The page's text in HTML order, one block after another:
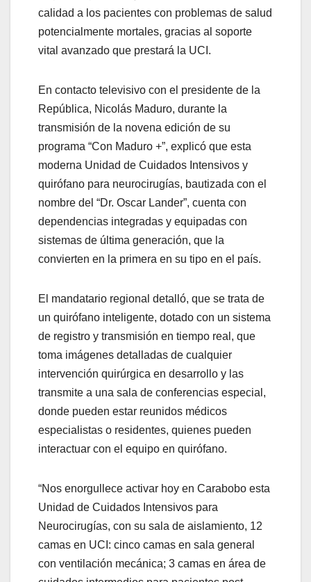
calidad a los pacientes con problemas de salud
potencialmente mortales, gracias al soporte
vital avanzado que prestará la UCI.
En contacto televisivo con el presidente de la
República, Nicolás Maduro, durante la
transmisión de la novena edición de su
programa “Con Maduro +”, explicó que esta
moderna Unidad de Cuidados Intensivos y
quirófano para neurocirugías, bautizada con el
nombre del “Dr. Oscar Lander”, cuenta con
dependencias integradas y equipadas con
sistemas de última generación, que la
convierten en la primera en su tipo en el país.
El mandatario regional detalló, que se trata de
un quirófano inteligente, dotado con un sistema
de registro y transmisión en tiempo real, que
toma imágenes detalladas de cualquier
intervención quirúrgica en desarrollo y las
transmite a una sala de conferencias especial,
donde pueden estar reunidos médicos
especialistas o residentes, quienes pueden
interactuar con el equipo en quirófano.
“Nos enorgullece activar hoy en Carabobo esta
Unidad de Cuidados Intensivos para
Neurocirugías, con su sala de aislamiento, 12
camas en UCI: cinco camas en sala general
con ventilación mecánica; 3 camas en área de